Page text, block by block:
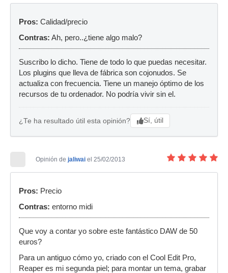
Pros: Calidad/precio
Contras: Ah, pero..¿tiene algo malo?
Suscribo lo dicho. Tiene de todo lo que puedas necesitar.
Los plugins que lleva de fábrica son cojonudos. Se
actualiza con frecuencia. Tiene un manejo óptimo de los
recursos de tu ordenador. No podría vivir sin el.
¿Te ha resultado útil esta opinión? Sí, útil
Opinión de jaliwai el 25/02/2013
Pros: Precio
Contras: entorno midi
Que voy a contar yo sobre este fantástico DAW de 50
euros?
Para un antiguo cómo yo, criado con el Cool Edit Pro,
Reaper es mi segunda piel; para montar un tema, grabar